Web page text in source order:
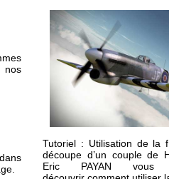
nos
Tutoriel : Utilisation de la
découpe d’un couple de
Eric PAYAN vous